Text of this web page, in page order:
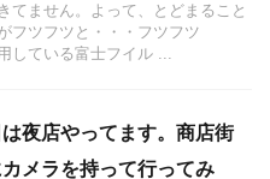
てません。よって、とどまること
フツフツと・・・フツフツ
している富士フイル ...
夜店やってます。商店街
メラを持って行ってみ